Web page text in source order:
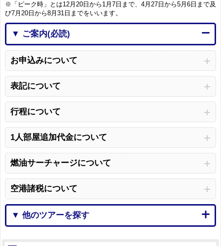
※「ピーク時」とは12月20日から1月7日まで、4月27日から5月6日まで及
び7月20日から8月31日までをいいます。
▼ ご案内(必読)
お申込みについて
表記について
行程について
1人部屋追加代金について
燃油サーチャージについて
空港諸税について
▼ 他のツアーを探す